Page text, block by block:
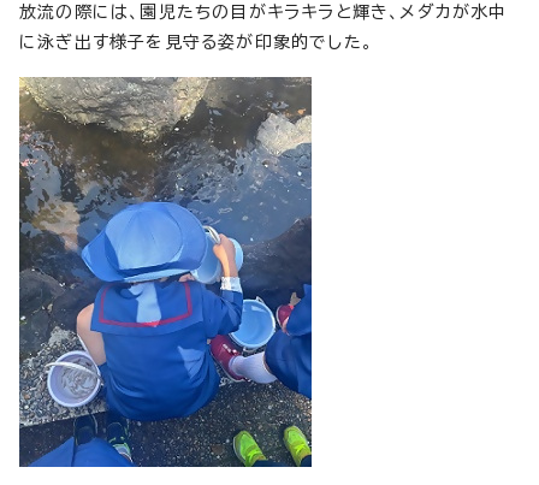
放流の際には、園児たちの目がキラキラと輝き、メダカが水中
に泳ぎ出す様子を見守る姿が印象的でした。